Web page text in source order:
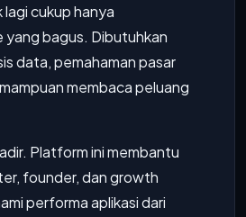
cukup hanya
yang bagus. Dibutuhkan
data, pemahaman pasar
membaca peluang
Platform ini membantu
founder, dan growth
performa aplikasi dari